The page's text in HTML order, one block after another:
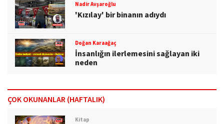
Nadir Avşaroğlu
'Kızılay' bir binanın adıydı
Doğan Karaağaç
İnsanlığın ilerlemesini sağlayan iki
neden
ÇOK OKUNANLAR (HAFTALIK)
Kitap